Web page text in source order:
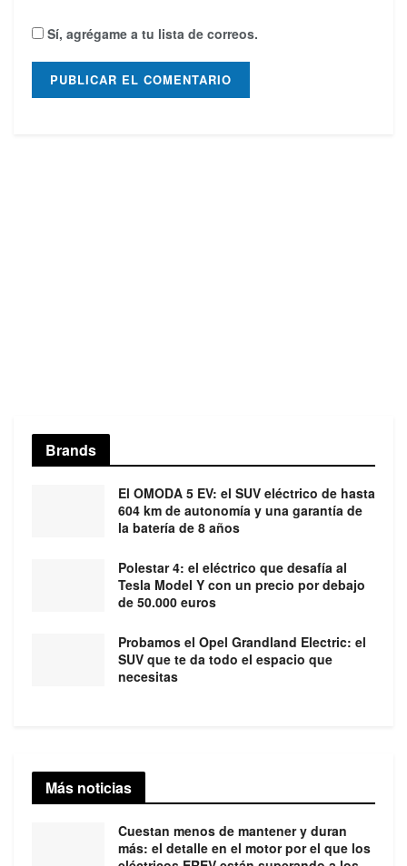
Sí, agrégame a tu lista de correos.
Brands
El OMODA 5 EV: el SUV eléctrico de hasta
604 km de autonomía y una garantía de
la batería de 8 años
Polestar 4: el eléctrico que desafía al
Tesla Model Y con un precio por debajo
de 50.000 euros
Probamos el Opel Grandland Electric: el
SUV que te da todo el espacio que
necesitas
Más noticias
Cuestan menos de mantener y duran
más: el detalle en el motor por el que los